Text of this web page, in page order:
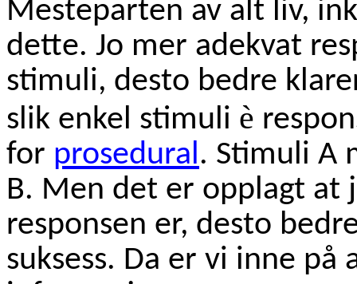
Mesteparten av alt liv,
dette. Jo mer adekvat
stimuli, desto bedre
slik enkel stimuli è
for prosedural. Stimuli A
B. Men det er opplagt at
responsen er, desto
suksess. Da er vi inne på